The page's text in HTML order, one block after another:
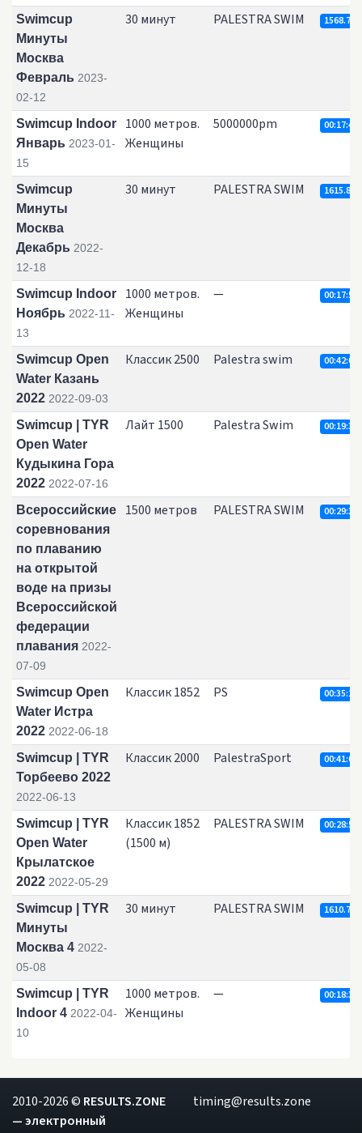
Swimcup
Минуты
Москва
Февраль 2023-
02-12
30 минут PALESTRA SWIM 1568.77
Swimcup Indoor
Январь 2023-01-
15
1000 метров.
Женщины
5000000pm
Swimcup
Минуты
Москва
Декабрь 2022-
12-18
30 минут PALESTRA SWIM 1615.8
Swimcup Indoor
Ноябрь 2022-11-
13
1000 метров.
Женщины
—
Swimcup Open
Water Казань
2022 2022-09-03
Классик 2500 Palestra swim
Swimcup | TYR
Open Water
Кудыкина Гора
2022 2022-07-16
Лайт 1500 Palestra Swim
Всероссийские
соревнования
по плаванию
на открытой
воде на призы
Всероссийской
федерации
плавания 2022-
07-09
1500 метров PALESTRA SWIM
Swimcup Open
Water Истра
2022 2022-06-18
Классик 1852 PS
Swimcup | TYR
Торбеево 2022
2022-06-13
Классик 2000 PalestraSport
Swimcup | TYR
Open Water
Крылатское
2022 2022-05-29
Классик 1852
(1500 м)
PALESTRA SWIM
Swimcup | TYR
Минуты
Москва 4 2022-
05-08
30 минут PALESTRA SWIM 1610.72
Swimcup | TYR
Indoor 4 2022-04-
10
1000 метров.
Женщины
—
2010-2026 © RESULTS.ZONE
— электронный
timing@results.zone